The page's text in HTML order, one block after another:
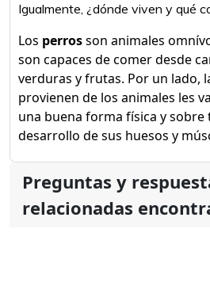
Igualmente, ¿dónde viven y qué
Los perrosson animales
son capaces de comer desde
verduras y frutas. Por un lado,
provienen de los animales les
una buena forma física y
desarrollo de sus huesos y
Preguntas y
relacionadas